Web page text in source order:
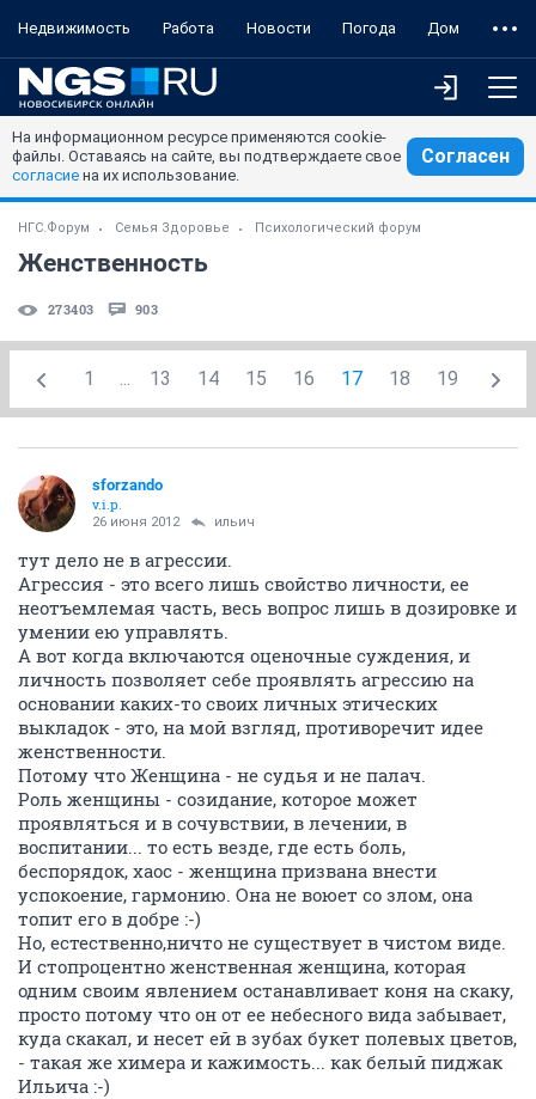
Недвижимость Работа Новости Погода Дом
На информационном ресурсе применяются cookie-
файлы. Оставаясь на сайте, вы подтверждаете свое
согласие на их использование.
Согласен
НГС.Форум Семья Здоровье Психологический форум
Женственность
273403 903
1 ... 13 14 15 16 17 18 19
sforzando
v.i.p.
26 июня 2012 ильич
тут дело не в агрессии.
Агрессия - это всего лишь свойство личности, ее
неотъемлемая часть, весь вопрос лишь в дозировке и
умении ею управлять.
А вот когда включаются оценочные суждения, и
личность позволяет себе проявлять агрессию на
основании каких-то своих личных этических
выкладок - это, на мой взгляд, противоречит идее
женственности.
Потому что Женщина - не судья и не палач.
Роль женщины - созидание, которое может
проявляться и в сочувствии, в лечении, в
воспитании... то есть везде, где есть боль,
беспорядок, хаос - женщина призвана внести
успокоение, гармонию. Она не воюет со злом, она
топит его в добре :-)
Но, естественно,ничто не существует в чистом виде.
И стопроцентно женственная женщина, которая
одним своим явлением останавливает коня на скаку,
просто потому что он от ее небесного вида забывает,
куда скакал, и несет ей в зубах букет полевых цветов,
- такая же химера и кажимость... как белый пиджак
Ильича :-)